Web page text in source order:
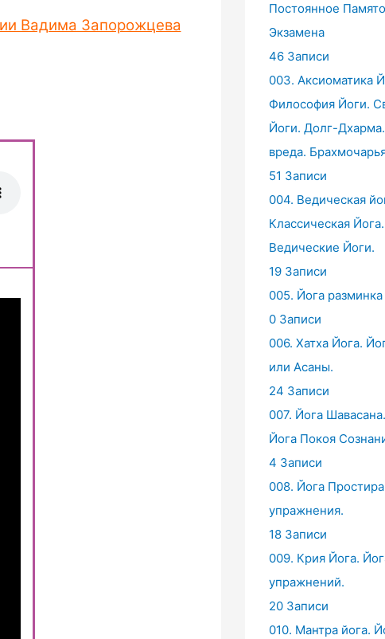
Вадима Запорожцева
Постоянное
Экзамена
46 Записи
003. Аксиоматика
Философия Йоги.
Йоги. Долг-
вреда.
51 Записи
004. Ведическая
Классическая
Ведические Йоги.
19 Записи
005. Йога
0 Записи
006. Хатха Йога.
или Асаны.
24 Записи
007. Йога
Йога Покоя
4 Записи
008. Йога
упражнения.
18 Записи
009. Крия Йога.
упражнений.
20 Записи
010. Мантра йога.